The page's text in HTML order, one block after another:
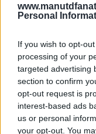
Personal
If you wish to opt-
processing of your
targeted advertising
section to confirm
opt-out request is
interest-based ads
us or personal
your opt-out. You